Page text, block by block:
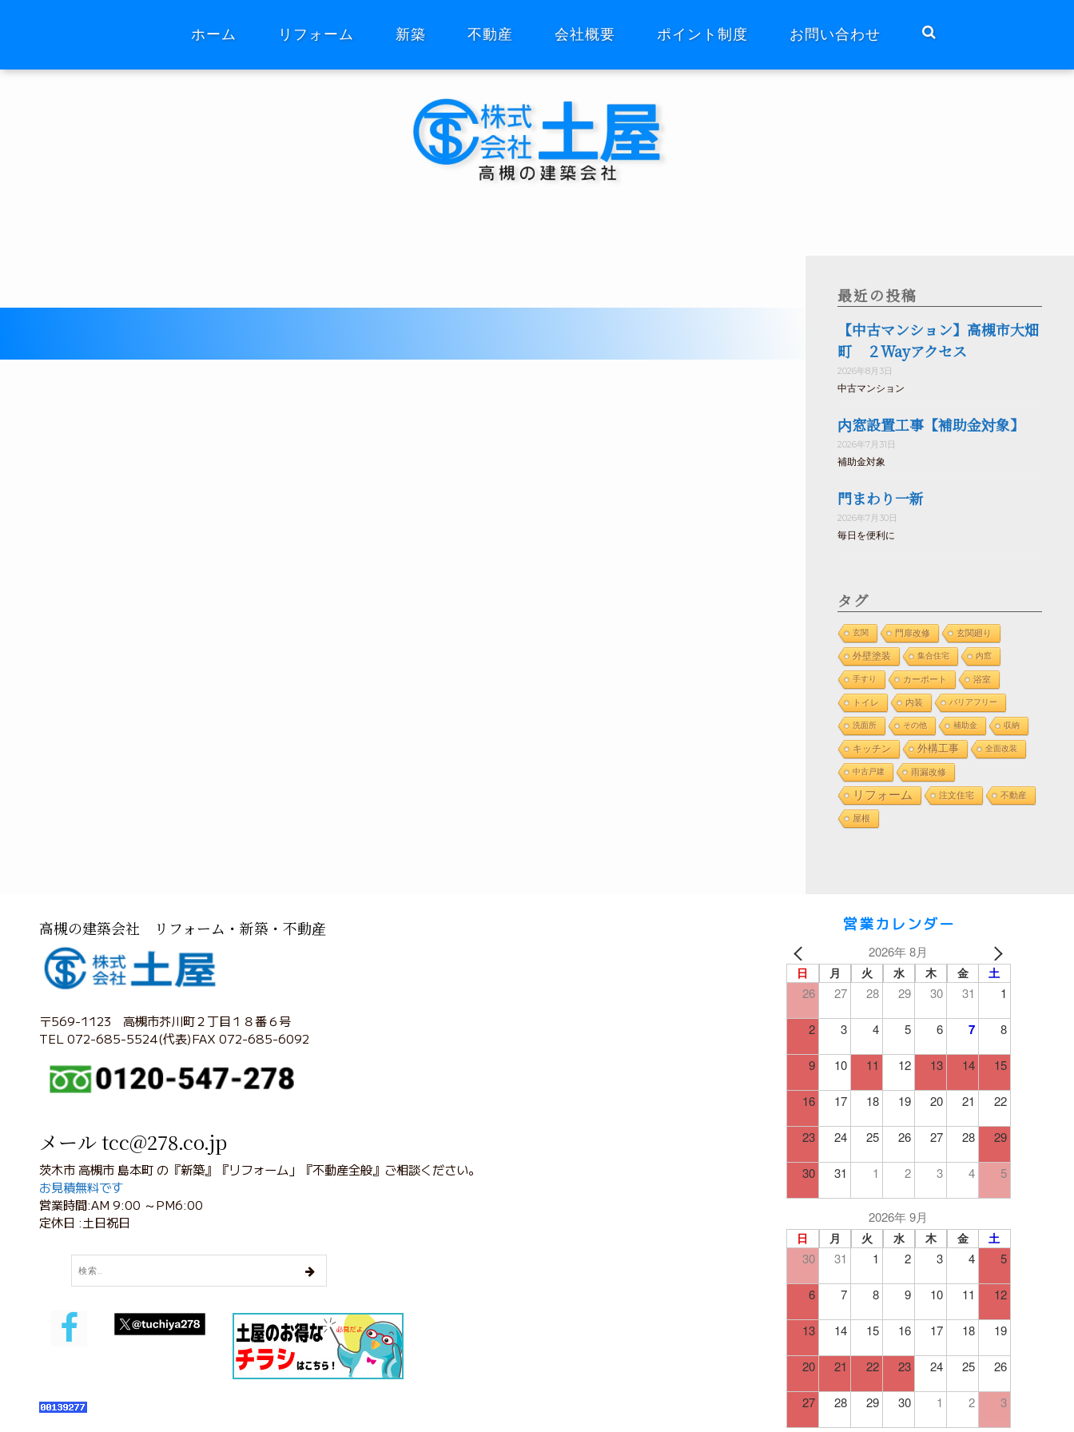
ホーム リフォーム 新築 不動産 会社概要 ポイント制度 お問い合わせ
最近の投稿
【中古マンション】高槻市大畑
町 ２Wayアクセス
2026年8月3日
中古マンション
内窓設置工事【補助金対象】
2026年7月31日
補助金対象
門まわり一新
2026年7月30日
毎日を便利に
タグ
玄関 門扉改修 玄関廻り
外壁塗装 集合住宅 内窓
手すり カーポート 浴室
トイレ 内装 バリアフリー
洗面所 その他 補助金 収納
キッチン 外構工事 全面改装
中古戸建 雨漏改修
リフォーム 注文住宅 不動産
屋根
高槻の建築会社 リフォーム・新築・不動産
〒569-1123 高槻市芥川町２丁目１８番６号
TEL 072-685-5524(代表)FAX 072-685-6092
メール tcc@278.co.jp
茨木市 高槻市 島本町 の『新築』『リフォーム」『不動産全般』ご相談ください。
お見積無料です
営業時間:AM 9:00 ～PM6:00
定休日 :土日祝日
営業カレンダー
2026年 8月
日 月 火 水 木 金 土
26 27 28 29 30 31 1
2 3 4 5 6 7 8
9 10 11 12 13 14 15
16 17 18 19 20 21 22
23 24 25 26 27 28 29
30 31 1 2 3 4 5
2026年 9月
日 月 火 水 木 金 土
30 31 1 2 3 4 5
6 7 8 9 10 11 12
13 14 15 16 17 18 19
20 21 22 23 24 25 26
27 28 29 30 1 2 3